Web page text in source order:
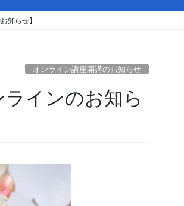
知らせ】
オンライン講座開講のお知らせ
インのお知ら